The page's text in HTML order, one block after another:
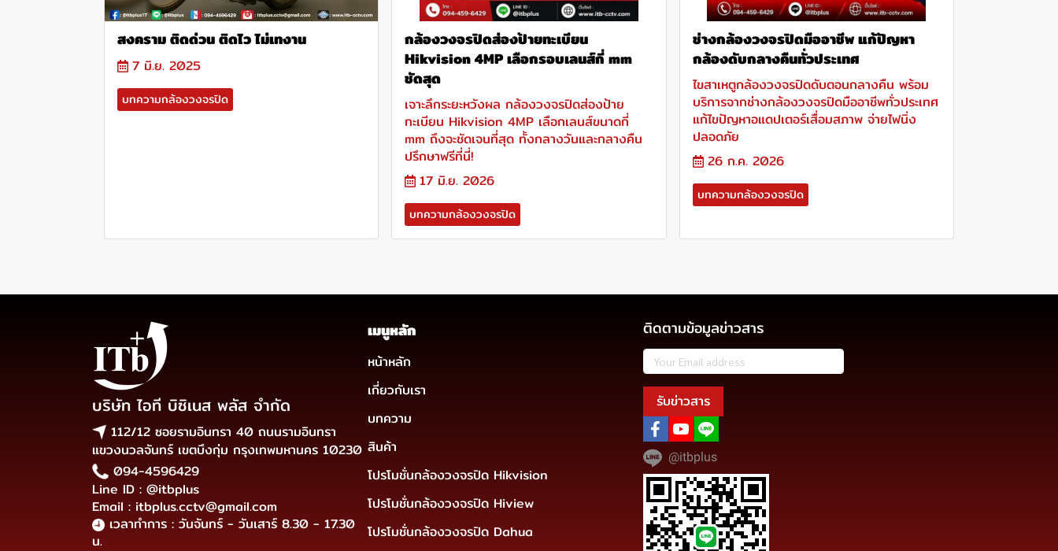
สงคราม ติดด่วน ติดไว ไม่เทงาน
7 มิ.ย. 2025
บทความกล้องวงจรปิด
กล้องวงจรปิดส่องป้ายทะเบียน
Hikvision 4MP เลือกรอบเลนส์กี่ mm
ชัดสุด
เจาะลึกระยะหวังผล กล้องวงจรปิดส่องป้าย
ทะเบียน Hikvision 4MP เลือกเลนส์ขนาดกี่
mm ถึงจะชัดเจนที่สุด ทั้งกลางวันและกลางคืน
ปรึกษาฟรีที่นี่!
17 มิ.ย. 2026
บทความกล้องวงจรปิด
ช่างกล้องวงจรปิดมืออาชีพ แก้ปัญหา
กล้องดับกลางคืนทั่วประเทศ
ไขสาเหตูกล้องวงจรปิดดับตอนกลางคืน พร้อม
บริการจากช่างกล้องวงจรปิดมืออาชีพทั่วประเทศ
แก้ไขปัญหาอแดปเตอร์เสื่อมสภาพ จ่ายไฟนิ่ง
ปลอดภัย
26 ก.ค. 2026
บทความกล้องวงจรปิด
บริษัท ไอที บิซิเนส พลัส จำกัด
112/12 ซอยรามอินทรา 40 ถนนรามอินทรา
แขวงนวลจันทร์ เขตบึงกุ่ม กรุงเทพมหานคร 10230
094-4596429
Line ID : @itbplus
Email : itbplus.cctv@gmail.com
เวลาทำการ : วันจันทร์ - วันเสาร์ 8.30 - 17.30
น.
เมนูหลัก
หน้าหลัก
เกี่ยวกับเรา
บทความ
สินค้า
โปรโมชั่นกล้องวงจรปิด Hikvision
โปรโมชั่นกล้องวงจรปิด Hiview
โปรโมชั่นกล้องวงจรปิด Dahua
ติดตามข้อมูลข่าวสาร
รับข่าวสาร
@itbplus